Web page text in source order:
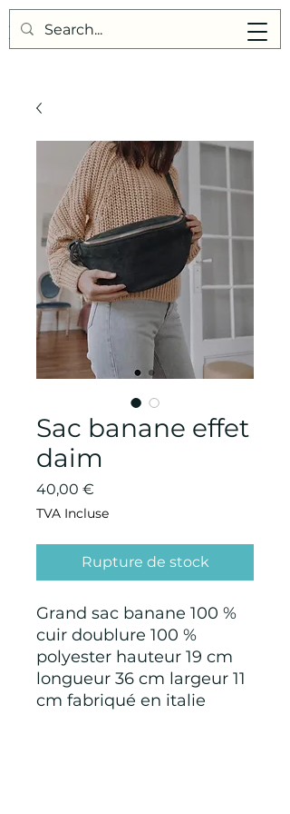
Points de Suture
Sac banane effet
daim
40,00 €
TVA Incluse
Rupture de stock
Grand sac banane 100 %
cuir doublure 100 %
polyester hauteur 19 cm
longueur 36 cm largeur 11
cm fabriqué en italie